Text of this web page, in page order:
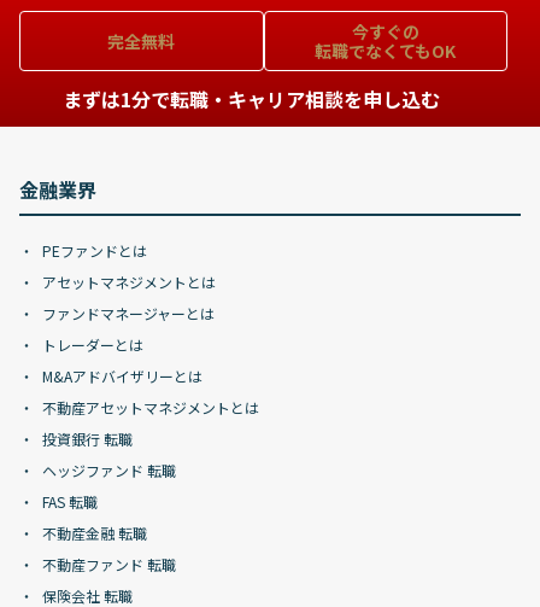
完全無料
今すぐの
転職でなくてもOK
まずは1分で転職・キャリア相談を申し込む
金融業界
PEファンドとは
アセットマネジメントとは
ファンドマネージャーとは
トレーダーとは
M&Aアドバイザリーとは
不動産アセットマネジメントとは
投資銀行 転職
ヘッジファンド 転職
FAS 転職
不動産金融 転職
不動産ファンド 転職
保険会社 転職